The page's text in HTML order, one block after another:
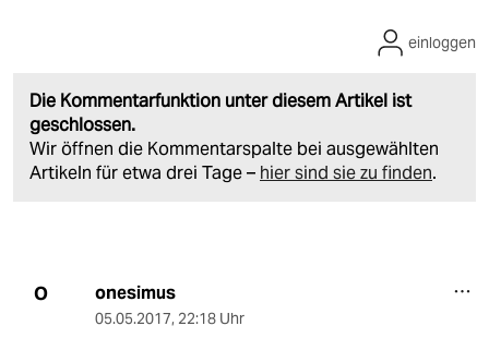
Die Kommentarfunktion unter diesem Artikel ist
geschlossen.
Wir öffnen die Kommentarspalte bei ausgewählten
Artikeln für etwa drei Tage – hier sind sie zu finden.
einloggen
O onesimus
05.05.2017, 22:18 Uhr